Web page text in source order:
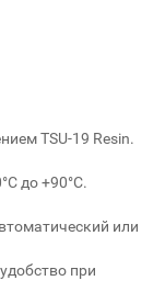
TSU-19 Resin.
до +90°C.
или
при